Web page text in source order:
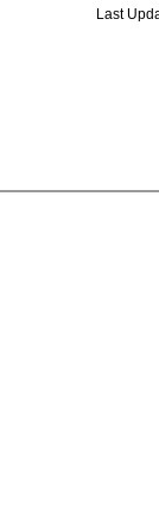
Last